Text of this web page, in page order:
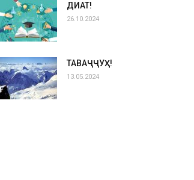
ДИҚҚАТ!
26.10.2024
ТАВАҶҶУҲ!
13.05.2024